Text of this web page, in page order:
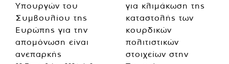
Υπουργών του
Συμβουλίου της
Ευρώπης για την
απομόνωση είναι
ανεπαρκής
για κλιμάκωση της
καταστολής των
κουρδικών
πολιτιστικών
στοιχείων στην